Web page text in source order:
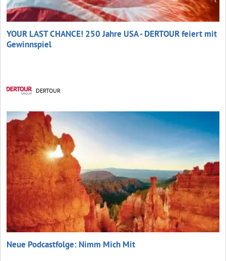
YOUR LAST CHANCE! 250 Jahre USA - DERTOUR feiert mit
Gewinnspiel
DERTOUR
Neue Podcastfolge: Nimm Mich Mit